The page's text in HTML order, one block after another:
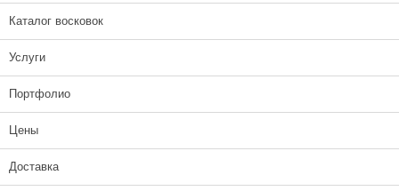
Каталог восковок
Услуги
Портфолио
Цены
Доставка